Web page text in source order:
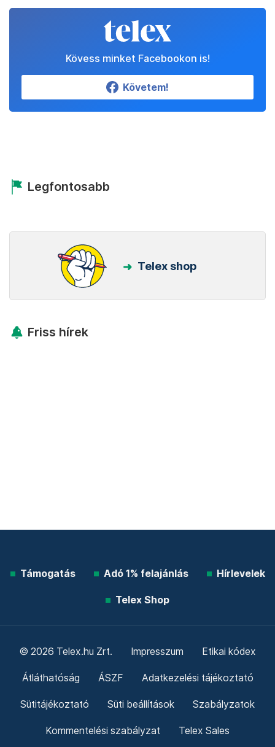
Kövess minket Facebookon is!
Követem!
Legfontosabb
Telex shop
Friss hírek
Támogatás Adó 1% felajánlás Hírlevelek
Telex Shop
© 2026 Telex.hu Zrt. Impresszum Etikai kódex
Átláthatóság ÁSZF Adatkezelési tájékoztató
Sütitájékoztató Süti beállítások Szabályzatok
Kommentelési szabályzat Telex Sales